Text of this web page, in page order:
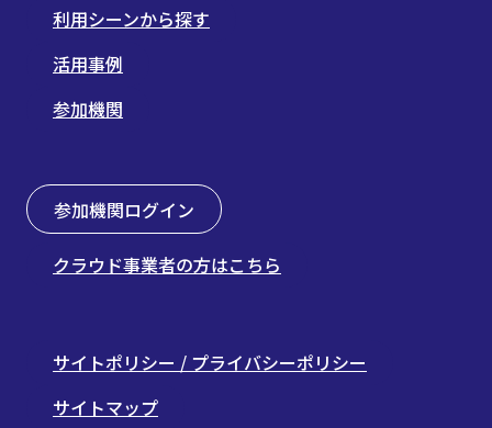
利用シーンから探す
活用事例
参加機関
参加機関ログイン
クラウド事業者の方はこちら
サイトポリシー / プライバシーポリシー
サイトマップ